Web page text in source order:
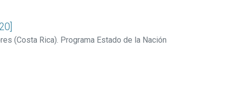
(Costa Rica). Programa Estado de la Nación